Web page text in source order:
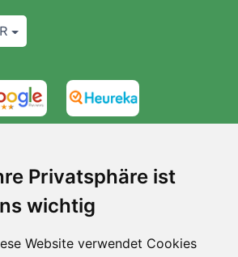
Privatsphäre ist
wichtig
Website verwendet Cookies
Tag und kostenlos
für Bestellungen über 80 EUR
Umtausch und Rückgabe